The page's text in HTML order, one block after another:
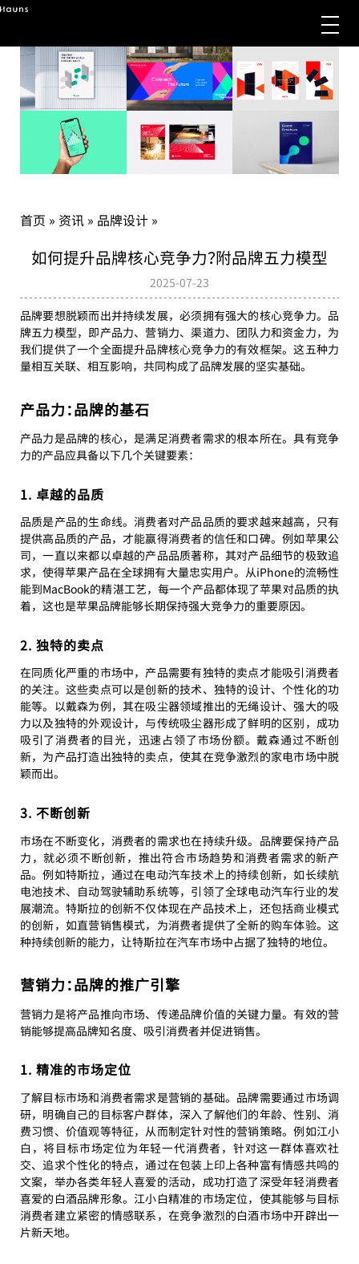
首页 » 资讯» 品牌设计»
如何提升品牌核心竞争力？附品牌五力模型
2025-07-23
品牌要想脱颖而出并持续发展，必须拥有强大的核心竞争力。品
牌五力模型，即产品力、营销力、渠道力、团队力和资金力，为
我们提供了一个全面提升品牌核心竞争力的有效框架。这五种力
量相互关联、相互影响，共同构成了品牌发展的坚实基础。
产品力：品牌的基石
产品力是品牌的核心，是满足消费者需求的根本所在。具有竞争
力的产品应具备以下几个关键要素：
1. 卓越的品质
品质是产品的生命线。消费者对产品品质的要求越来越高，只有
提供高品质的产品，才能赢得消费者的信任和口碑。例如苹果公
司，一直以来都以卓越的产品品质著称，其对产品细节的极致追
求，使得苹果产品在全球拥有大量忠实用户。从iPhone的流畅性
能到MacBook的精湛工艺，每一个产品都体现了苹果对品质的执
着，这也是苹果品牌能够长期保持强大竞争力的重要原因。
2. 独特的卖点
在同质化严重的市场中，产品需要有独特的卖点才能吸引消费者
的关注。这些卖点可以是创新的技术、独特的设计、个性化的功
能等。以戴森为例，其在吸尘器领域推出的无绳设计、强大的吸
力以及独特的外观设计，与传统吸尘器形成了鲜明的区别，成功
吸引了消费者的目光，迅速占领了市场份额。戴森通过不断创
新，为产品打造出独特的卖点，使其在竞争激烈的家电市场中脱
颖而出。
3. 不断创新
市场在不断变化，消费者的需求也在持续升级。品牌要保持产品
力，就必须不断创新，推出符合市场趋势和消费者需求的新产
品。例如特斯拉，通过在电动汽车技术上的持续创新，如长续航
电池技术、自动驾驶辅助系统等，引领了全球电动汽车行业的发
展潮流。特斯拉的创新不仅体现在产品技术上，还包括商业模式
的创新，如直营销售模式，为消费者提供了全新的购车体验。这
种持续创新的能力，让特斯拉在汽车市场中占据了独特的地位。
营销力：品牌的推广引擎
营销力是将产品推向市场、传递品牌价值的关键力量。有效的营
销能够提高品牌知名度、吸引消费者并促进销售。
1. 精准的市场定位
了解目标市场和消费者需求是营销的基础。品牌需要通过市场调
研，明确自己的目标客户群体，深入了解他们的年龄、性别、消
费习惯、价值观等特征，从而制定针对性的营销策略。例如江小
白，将目标市场定位为年轻一代消费者，针对这一群体喜欢社
交、追求个性化的特点，通过在包装上印上各种富有情感共鸣的
文案，举办各类年轻人喜爱的活动，成功打造了深受年轻消费者
喜爱的白酒品牌形象。江小白精准的市场定位，使其能够与目标
消费者建立紧密的情感联系，在竞争激烈的白酒市场中开辟出一
片新天地。